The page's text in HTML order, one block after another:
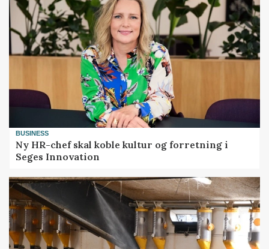
BUSINESS
Ny HR-chef skal koble kultur og forretning i
Seges Innovation